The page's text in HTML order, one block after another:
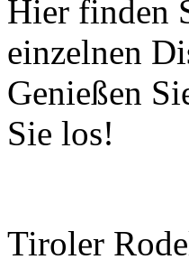
Hier finden
einzelnen
Genießen
Sie los!
Tiroler